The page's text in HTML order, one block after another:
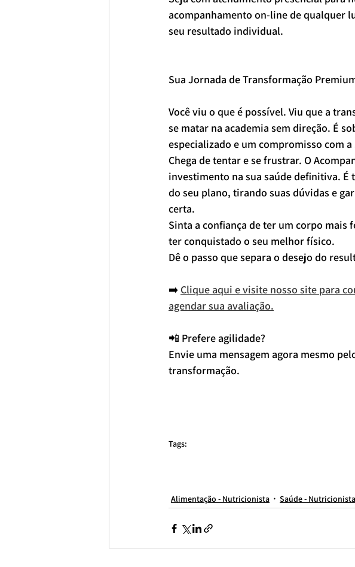
acompanhamento on-line de qualquer
seu resultado individual.
Sua Jornada de Transformação
Você viu o que é possível. Viu que a
se matar na academia sem direção. É
especializado e um compromisso com
Chega de tentar e se frustrar. O
investimento na sua saúde definitiva. É
do seu plano, tirando suas dúvidas e
certa.
Sinta a confiança de ter um corpo mais
ter conquistado o seu melhor físico.
Dê o passo que separa o desejo do
➡️ Clique aqui e visite nosso site para
agendar sua avaliação.
📲 Prefere agilidade?
Envie uma mensagem agora mesmo
transformação.
Tags:
Alimentação - Nutricionista Saúde -